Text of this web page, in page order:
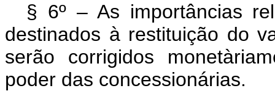
§ 6º – As importâncias
destinados à restituição do
serão corrigidos
poder das concessionárias.